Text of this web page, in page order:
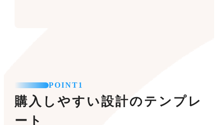
POINT1
購入しやすい設計のテンプレ
ート